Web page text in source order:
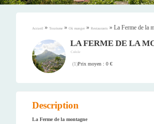
Accueil » Tourisme » Où manger » Restaurants » La Ferme de la
LA FERME DE LA
Créole
(1)Prix moyen : 0 €
Description
La Ferme de la montagne